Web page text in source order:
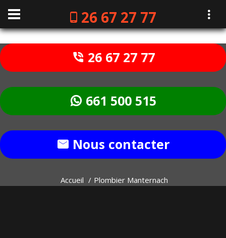
26 67 27 77
26 67 27 77
661 500 515
Nous contacter
Accueil Plombier Manternach